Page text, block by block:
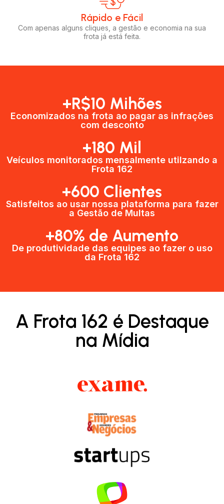
Rápido e Fácil​
Com apenas alguns cliques, a gestão e economia na sua
frota já está feita.
+R$10 Mihões
Economizados na frota ao pagar as infrações
com desconto
+180 Mil
Veículos monitorados mensalmente utilzando a
Frota 162
+600 Clientes​
Satisfeitos ao usar nossa plataforma para fazer
a Gestão de Multas​
+80% de Aumento
De produtividade das equipes ao fazer o uso
da Frota 162​
A Frota 162 é Destaque
na Mídia